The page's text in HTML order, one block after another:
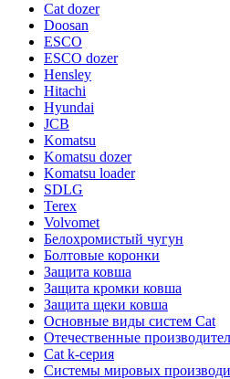
Cat dozer
Doosan
ESCO
ESCO dozer
Hensley
Hitachi
Hyundai
JCB
Komatsu
Komatsu dozer
Komatsu loader
SDLG
Terex
Volvomet
Белохромистый чугун
Болтовые коронки
Защита ковша
Защита кромки ковша
Защита щеки ковша
Основные виды систем Cat
Отечественные
Сat k-серия
Системы мировых